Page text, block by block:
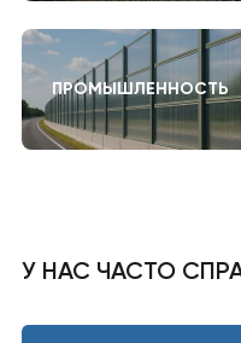
ПРОМЫШЛЕННОСТЬ
У НАС ЧАСТО